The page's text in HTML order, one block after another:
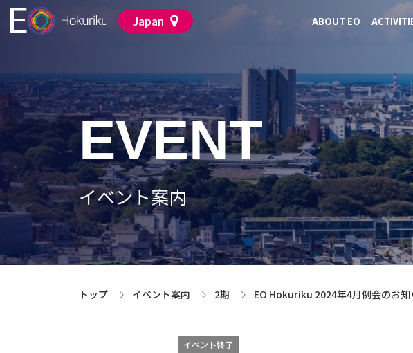
EOについて
ABOUT EO
EO Hokurikuについて
アクティビティ
ACTIVITIES
月例会 フォーラム
Japan ABOUT EO
EOについて
ABOUT EO
EO Hokurikuについて
アクティビティ
ACTIVITIES
月例会 フォーラム
EVENT
イベント案内
トップ イベント案内 2期 EO Hokuriku 2024年4月例会のお
イベント終了